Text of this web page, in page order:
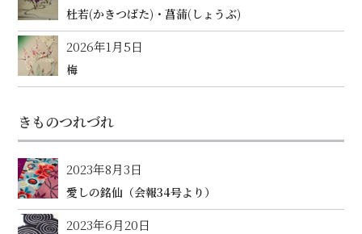
杜若(かきつばた)・菖蒲(しょうぶ)
2026年1月5日
梅
きものつれづれ
2023年8月3日
愛しの銘仙（会報34号より）
2023年6月20日